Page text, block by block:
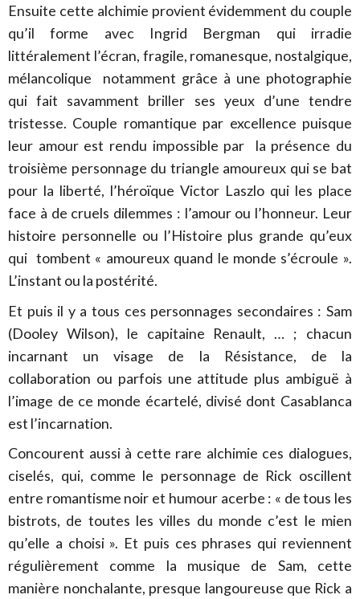
Ensuite cette alchimie provient évidemment du couple
qu’il forme avec Ingrid Bergman qui irradie
littéralement l’écran, fragile, romanesque, nostalgique,
mélancolique notamment grâce à une photographie
qui fait savamment briller ses yeux d’une tendre
tristesse. Couple romantique par excellence puisque
leur amour est rendu impossible par la présence du
troisième personnage du triangle amoureux qui se bat
pour la liberté, l’héroïque Victor Laszlo qui les place
face à de cruels dilemmes : l’amour ou l’honneur. Leur
histoire personnelle ou l’Histoire plus grande qu’eux
qui tombent « amoureux quand le monde s’écroule ».
L’instant ou la postérité.
Et puis il y a tous ces personnages secondaires : Sam
(Dooley Wilson), le capitaine Renault, … ; chacun
incarnant un visage de la Résistance, de la
collaboration ou parfois une attitude plus ambiguë à
l’image de ce monde écartelé, divisé dont Casablanca
est l’incarnation.
Concourent aussi à cette rare alchimie ces dialogues,
ciselés, qui, comme le personnage de Rick oscillent
entre romantisme noir et humour acerbe : « de tous les
bistrots, de toutes les villes du monde c’est le mien
qu’elle a choisi ». Et puis ces phrases qui reviennent
régulièrement comme la musique de Sam, cette
manière nonchalante, presque langoureuse que Rick a